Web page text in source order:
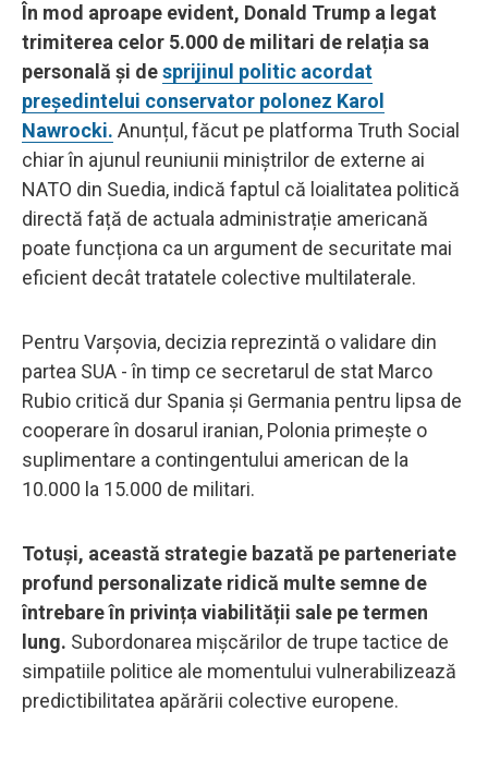
În mod aproape evident, Donald Trump a legat
trimiterea celor 5.000 de militari de relația sa
personală și desprijinul politic acordat
președintelui conservator polonez Karol
Nawrocki. Anunțul, făcut pe platforma Truth Social
chiar în ajunul reuniunii miniștrilor de externe ai
NATO din Suedia, indică faptul că loialitatea politică
directă față de actuala administrație americană
poate funcționa ca un argument de securitate mai
eficient decât tratatele colective multilaterale.
Pentru Varșovia, decizia reprezintă o validare din
partea SUA - în timp ce secretarul de stat Marco
Rubio critică dur Spania și Germania pentru lipsa de
cooperare în dosarul iranian, Polonia primește o
suplimentare a contingentului american de la
10.000 la 15.000 de militari.
Totuși, această strategie bazată pe parteneriate
profund personalizate ridică multe semne de
întrebare în privința viabilității sale pe termen
lung. Subordonarea mișcărilor de trupe tactice de
simpatiile politice ale momentului vulnerabilizează
predictibilitatea apărării colective europene.